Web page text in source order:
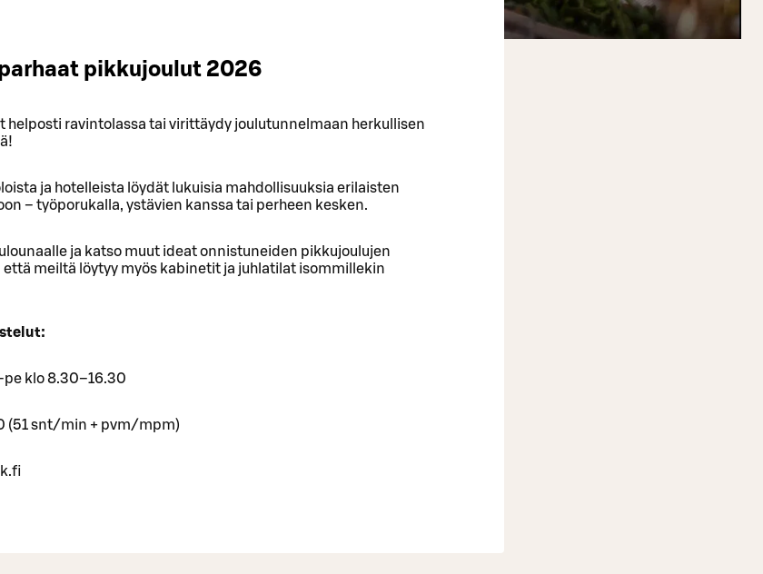
pikkujoulut 2026
helposti ravintolassa tai virittäydy joulutunnelmaan herkullisen
ja hotelleista löydät lukuisia mahdollisuuksia erilaisten
– työporukalla, ystävien kanssa tai perheen kesken.
ja katso muut ideat onnistuneiden pikkujoulujen
että meiltä löytyy myös kabinetit ja juhlatilat isommillekin
klo 8.30–16.30
(51 snt/min + pvm/mpm)